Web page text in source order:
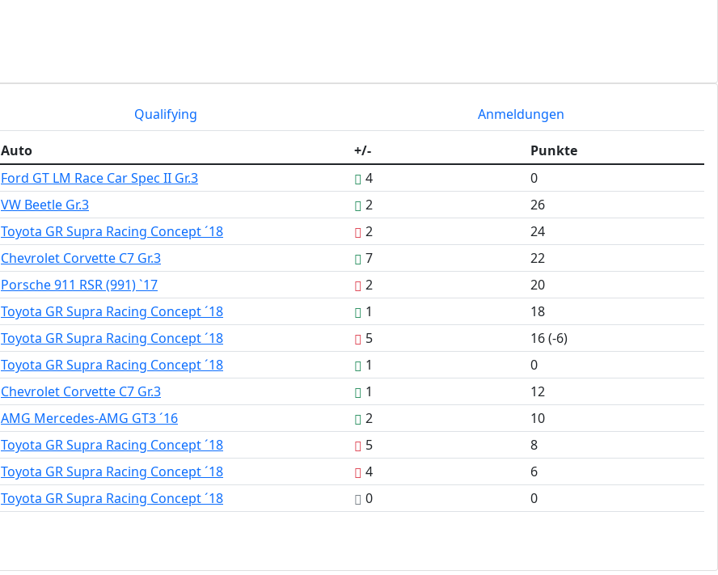
Qualifying Anmeldungen
Auto +/-
Punkte
Ford GT LM Race Car Spec II Gr.3 4
0
VW Beetle Gr.3 2
26
Toyota GR Supra Racing Concept ´18 2
24
Chevrolet Corvette C7 Gr.3 7
22
Porsche 911 RSR (991) `17 2
20
Toyota GR Supra Racing Concept ´18 1
18
Toyota GR Supra Racing Concept ´18 5
16 (-6)
Toyota GR Supra Racing Concept ´18 1
0
Chevrolet Corvette C7 Gr.3 1
12
AMG Mercedes-AMG GT3 ´16 2
10
Toyota GR Supra Racing Concept ´18 5
8
Toyota GR Supra Racing Concept ´18 4
6
Toyota GR Supra Racing Concept ´18 0 0